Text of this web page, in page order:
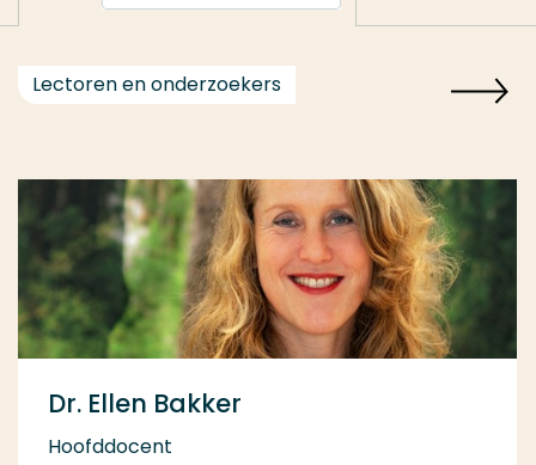
Lectoren en onderzoekers
Dr. Ellen Bakker
Hoofddocent